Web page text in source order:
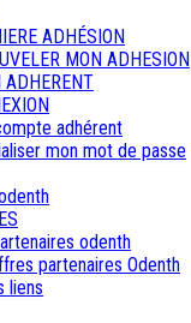
ADHÉSION
MON ADHESION
ADHERENT
adhérent
mon mot de passe
odenth
partenaires Odenth
liens